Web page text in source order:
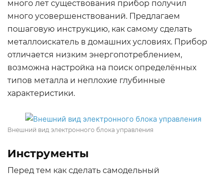
много лет существования прибор получил
много усовершенствований. Предлагаем
пошаговую инструкцию, как самому сделать
металлоискатель в домашних условиях. Прибор
отличается низким энергопотреблением,
возможна настройка на поиск определённых
типов металла и неплохие глубинные
характеристики.
Внешний вид электронного блока управления
Инструменты
Перед тем как сделать самодельный